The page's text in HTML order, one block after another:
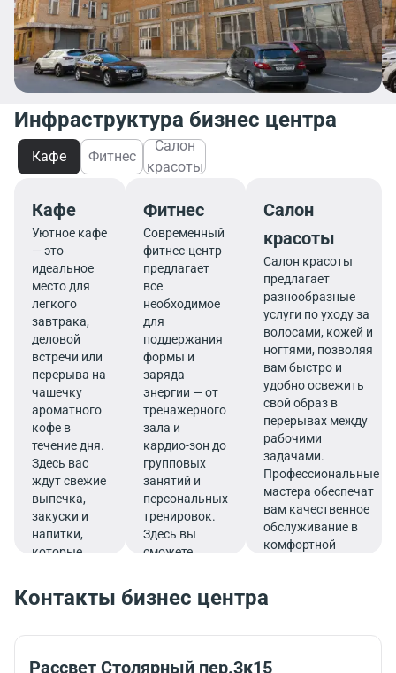
Инфраструктура бизнес центра
Кафе Фитнес
Салон
красоты
Кафе
Уютное кафе
— это
идеальное
место для
легкого
завтрака,
деловой
встречи или
перерыва на
чашечку
ароматного
кофе в
течение дня.
Здесь вас
ждут свежие
выпечка,
закуски и
напитки,
которые
бодрости и
продуктивно
Фитнес
Современный
фитнес-центр
предлагает
все
необходимое
для
поддержания
формы и
заряда
энергии — от
тренажерного
зала и
кардио-зон до
групповых
занятий и
персональных
тренировок.
Здесь вы
сможете
работу и
тренируясь во
Салон
красоты
Салон красоты
предлагает
разнообразные
услуги по уходу за
волосами, кожей и
ногтями, позволяя
вам быстро и
удобно освежить
свой образ в
перерывах между
рабочими
задачами.
Профессиональные
мастера обеспечат
вам качественное
обслуживание в
комфортной
Контакты бизнес центра
Рассвет Столярный пер.3к15